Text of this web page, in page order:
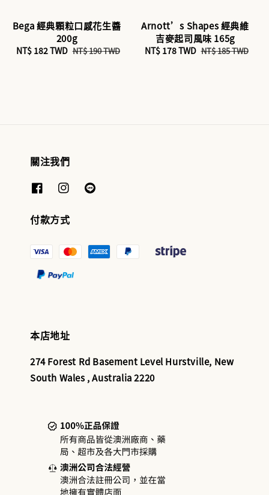
Bega 經典顆粒口感花生醬
200g
Sale
NT$ 182 TWD Regular
NT$ 190 TWD
Arnott’s Shapes 經典維
吉麥起司風味 165g
Sale
NT$ 178 TWD Regular
NT$ 185 TWD
關注我們
付款方式
本店地址
274 Forest Rd Basement Level Hurstville, New
South Wales , Australia 2220